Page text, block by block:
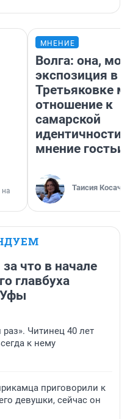
на
МНЕНИЕ
Волга: она,
экспозиция в
Третьяковке
отношение к
самарской
идентичности
мнение гостьи
Таисия
что в начале
главбуха
Уфы
Читинец 40 лет
к нему
приговорили к
девушки, сейчас он